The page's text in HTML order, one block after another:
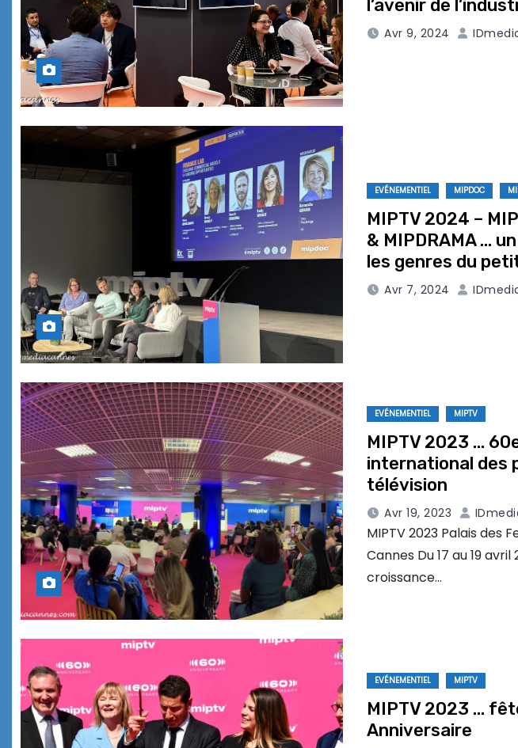
l’avenir de
Avr 9, 2024
EVÉNEMENTIEL MIPDOC
MIPTV 2024 –
& MIPDRAMA …
les genres du
Avr 7, 2024
EVÉNEMENTIEL MIPTV
MIPTV 2023 …
international des
télévision
Avr 19, 2023
MIPTV 2023 Palais des
Cannes Du 17 au 19
croissance…
EVÉNEMENTIEL MIPTV
MIPTV 2023 …
Anniversaire